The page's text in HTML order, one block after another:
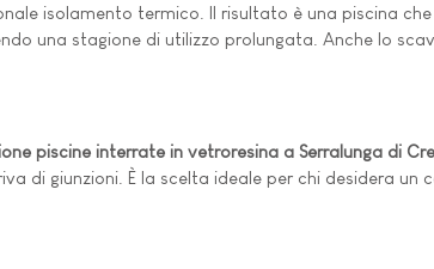
isolamento termico. Il risultato è una piscina
una stagione di utilizzo prolungata. Anche lo
piscine interrate in vetroresina a Serralunga di
di giunzioni. È la scelta ideale per chi desidera